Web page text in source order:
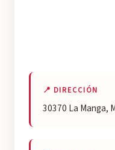
📍 DIRECCIÓN
30370 La Manga,